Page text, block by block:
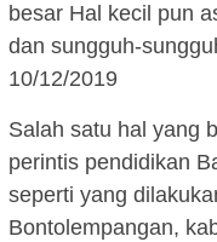
besar Hal kecil pun
dan sungguh-
10/12/2019
Salah satu hal yang
perintis pendidikan
seperti yang
Bontolempangan,